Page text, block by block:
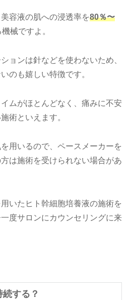
容液の肌への浸透率を80％〜
械ですよ。
ョンは針などを使わないため、
のも嬉しい特徴です。
ムがほとんどなく、痛みに不安
術といえます。
用いるので、ペースメーカーを
は施術を受けられない場合があ
いたヒト幹細胞培養液の施術を
度サロンにカウンセリングに来
する？